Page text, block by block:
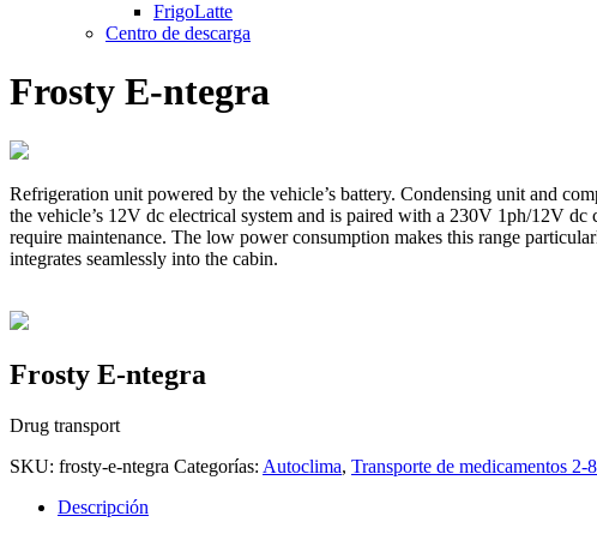
FrigoLatte
Centro de descarga
Frosty E-ntegra
Refrigeration unit powered by the vehicle’s battery. Condensing unit and
the vehicle’s 12V dc electrical system and is paired with a 230V 1ph/12V
require maintenance. The low power consumption makes this range
integrates seamlessly into the cabin.
Frosty E-ntegra
Drug transport
SKU: frosty-e-ntegra Categorías: Autoclima, Transporte de medicamentos 2-
Descripción